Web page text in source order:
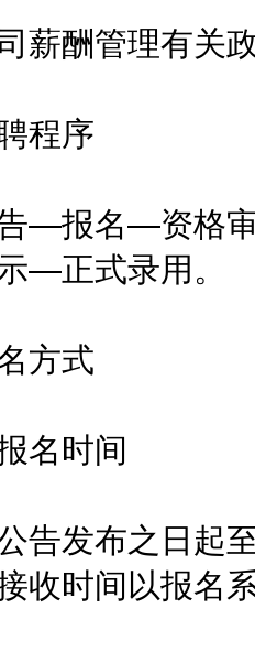
酬管理有关政
程序
报名—资格审
—正式录用。
方式
时间
发布之日起至
收时间以报名